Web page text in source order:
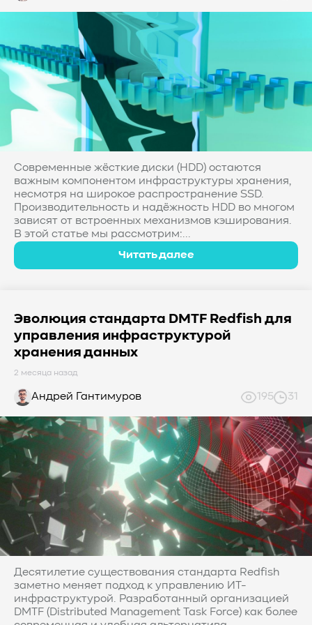
Современные жёсткие диски (HDD) остаются
важным компонентом инфраструктуры хранения,
несмотря на широкое распространение SSD.
Производительность и надёжность HDD во многом
зависят от встроенных механизмов кэширования.
В этой статье мы рассмотрим:...
Читать далее
Эволюция стандарта DMTF Redfish для
управления инфраструктурой
хранения данных
2 месяца назад
Андрей Гантимуров 195 31
Десятилетие существования стандарта Redfish
заметно меняет подход к управлению ИТ-
инфраструктурой. Разработанный организацией
DMTF (Distributed Management Task Force) как более